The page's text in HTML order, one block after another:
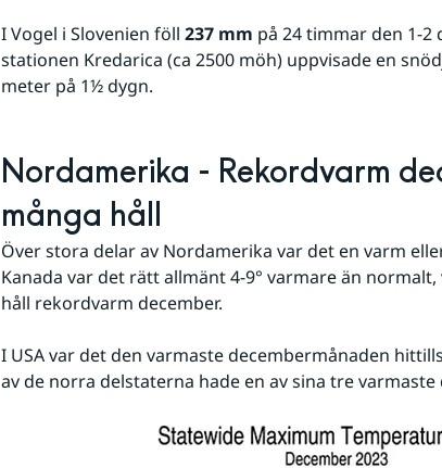
I Vogel i Slovenien föll 237 mm på 24 timmar den 1-
stationen Kredarica (ca 2500 möh) uppvisade en
meter på 1½ dygn.
Nordamerika - Rekordvarm
många håll
Över stora delar av Nordamerika var det en varm
Kanada var det rätt allmänt 4-9° varmare än
håll rekordvarm december.
I USA var det den varmaste decembermånaden
av de norra delstaterna hade en av sina tre varmaste